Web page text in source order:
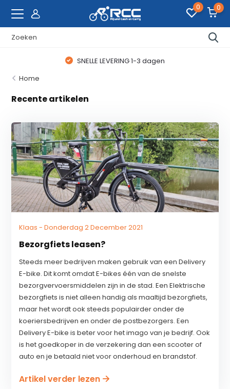
0 0
SNELLE LEVERING 1-3 dagen
Home
Recente artikelen
Klaas - Donderdag 2 December 2021
Bezorgfiets leasen?
Steeds meer bedrijven maken gebruik van een Delivery
E-bike. Dit komt omdat E-bikes één van de snelste
bezorgvervoersmiddelen zijn in de stad. Een Elektrische
bezorgfiets is niet alleen handig als maaltijd bezorgfiets,
maar het wordt ook steeds populairder onder de
koeriersbedrijven en onder de postbezorgers. Een
Delivery E-bike is beter voor het imago van je bedrijf. Ook
is het goedkoper in de verzekering dan een scooter of
auto en je betaald niet voor onderhoud en brandstof.
Artikel verder lezen